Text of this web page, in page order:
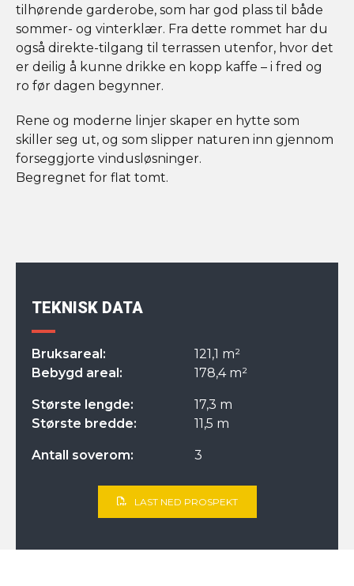
tilhørende garderobe, som har god plass til både
sommer- og vinterklær. Fra dette rommet har du
også direkte-tilgang til terrassen utenfor, hvor det
er deilig å kunne drikke en kopp kaffe – i fred og
ro før dagen begynner.
Rene og moderne linjer skaper en hytte som
skiller seg ut, og som slipper naturen inn gjennom
forseggjorte vindusløsninger.
Begregnet for flat tomt.
TEKNISK DATA
Bruksareal:
121,1 m²
Bebygd areal:
178,4 m²
Største lengde:
17,3 m
Største bredde:
11,5 m
Antall soverom: 3
LAST NED PROSPEKT